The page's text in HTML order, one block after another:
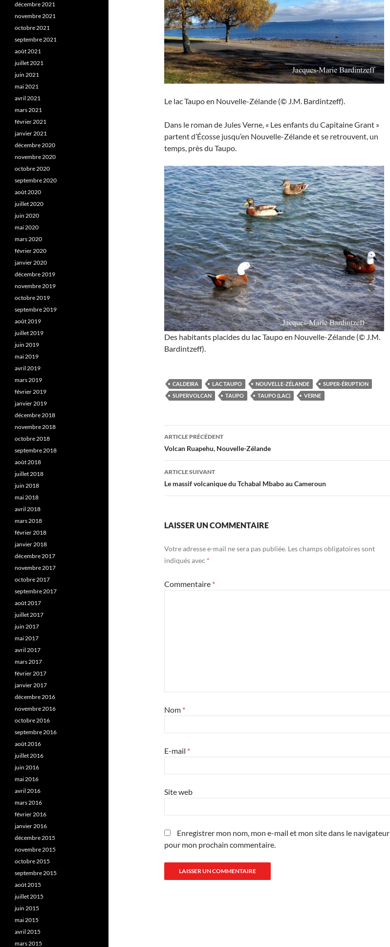
Le lac Taupo en Nouvelle-Zélande (© J.M. Bardintzeff).
Dans le roman de Jules Verne, « Les enfants du Capitaine Grant »
partent d’Écosse jusqu’en Nouvelle-Zélande et se retrouvent, un
temps, près du Taupo.
Des habitants placides du lac Taupo en Nouvelle-Zélande (© J.M.
Bardintzeff).
CALDEIRA LAC TAUPO NOUVELLE-ZÉLANDE
SUPER-ÉRUPTION
SUPERVOLCAN
TAUPO TAUPO (LAC) VERNE
Navigation
des
articles
ARTICLE PRÉCÉDENT
Volcan Ruapehu, Nouvelle-Zélande
ARTICLE SUIVANT
Le massif volcanique du Tchabal Mbabo au Cameroun
LAISSER UN COMMENTAIRE
Votre adresse e-mail ne sera pas publiée. Les champs obligatoires sont
indiqués avec *
Commentaire *
Nom *
E-mail *
Site web
Enregistrer mon nom, mon e-mail et mon site dans le navigateur
pour mon prochain commentaire.
décembre 2021
novembre 2021
octobre 2021
septembre 2021
août 2021
juillet 2021
juin 2021
mai 2021
avril 2021
mars 2021
février 2021
janvier 2021
décembre 2020
novembre 2020
octobre 2020
septembre 2020
août 2020
juillet 2020
juin 2020
mai 2020
mars 2020
février 2020
janvier 2020
décembre 2019
novembre 2019
octobre 2019
septembre 2019
août 2019
juillet 2019
juin 2019
mai 2019
avril 2019
mars 2019
février 2019
janvier 2019
décembre 2018
novembre 2018
octobre 2018
septembre 2018
août 2018
juillet 2018
juin 2018
mai 2018
avril 2018
mars 2018
février 2018
janvier 2018
décembre 2017
novembre 2017
octobre 2017
septembre 2017
août 2017
juillet 2017
juin 2017
mai 2017
avril 2017
mars 2017
février 2017
janvier 2017
décembre 2016
novembre 2016
octobre 2016
septembre 2016
août 2016
juillet 2016
juin 2016
mai 2016
avril 2016
mars 2016
février 2016
janvier 2016
décembre 2015
novembre 2015
octobre 2015
septembre 2015
août 2015
juillet 2015
juin 2015
mai 2015
avril 2015
mars 2015